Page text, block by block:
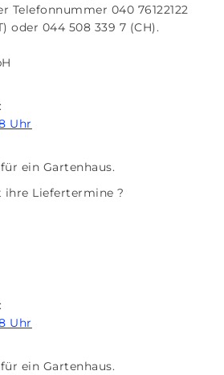
Telefonnummer 040 76122122
oder 044 508 339 7 (CH).
Uhr
ein Gartenhaus.
ihre Liefertermine ?
Uhr
ein Gartenhaus.